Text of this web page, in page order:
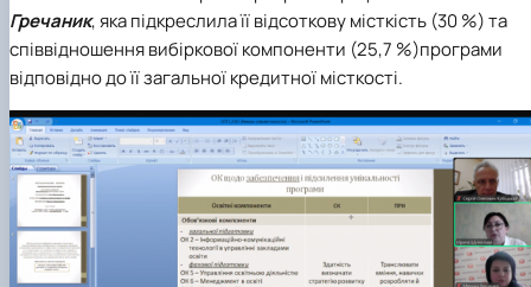
Гречаник, яка підкреслила її відсоткову місткість (30 %) та
співвідношення вибіркової компоненти (25,7 %)програми
відповідно до її загальної кредитної місткості.